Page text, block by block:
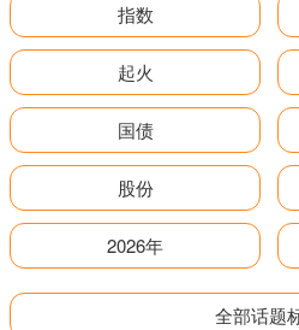
指数
起火
国债
股份
2026年
全部话题